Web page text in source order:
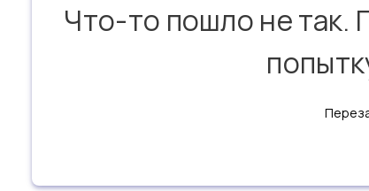
Что-то пошло не так.